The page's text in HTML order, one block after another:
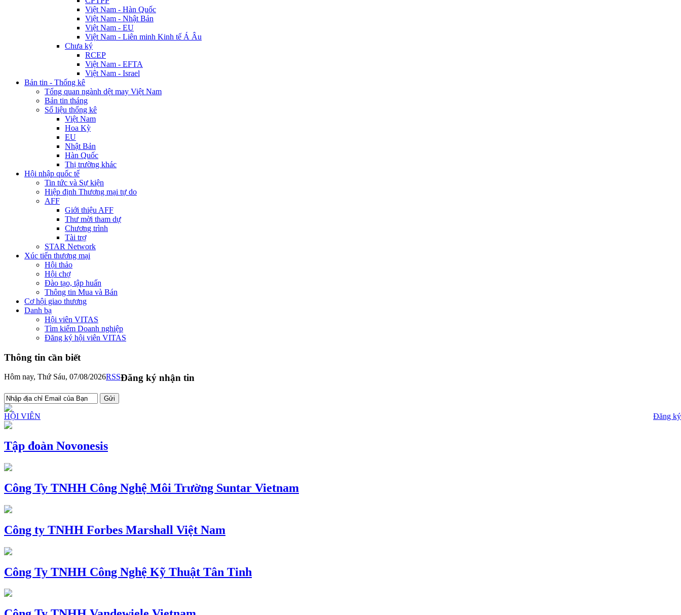
Việt Nam - Hàn Quốc
Việt Nam - Nhật Bản
Việt Nam - EU
Việt Nam - Liên minh Kinh tế Á Âu
Chưa ký
RCEP
Việt Nam - EFTA
Việt Nam - Israel
Bản tin - Thống kê
Tổng quan ngành dệt may Việt Nam
Bản tin tháng
Số liệu thống kê
Việt Nam
Hoa Kỳ
EU
Nhật Bản
Hàn Quốc
Thị trường khác
Hội nhập quốc tế
Tin tức và Sự kiện
Hiệp định Thương mại tự do
AFF
Giới thiệu AFF
Thư mời tham dự
Chương trình
Tài trợ
STAR Network
Xúc tiến thương mại
Hội thảo
Hội chợ
Đào tạo, tập huấn
Thông tin Mua và Bán
Cơ hội giao thương
Danh bạ
Hội viên VITAS
Tìm kiếm Doanh nghiệp
Đăng ký hội viên VITAS
Thông tin cần biết
Hôm nay, Thứ Sáu, 07/08/2026RSSĐăng ký nhận tin
HỘI VIÊN Đăng ký
Tập đoàn Novonesis
Công Ty TNHH Công Nghệ Môi Trường Suntar Vietnam
Công ty TNHH Forbes Marshall Việt Nam
Công Ty TNHH Công Nghệ Kỹ Thuật Tân Tinh